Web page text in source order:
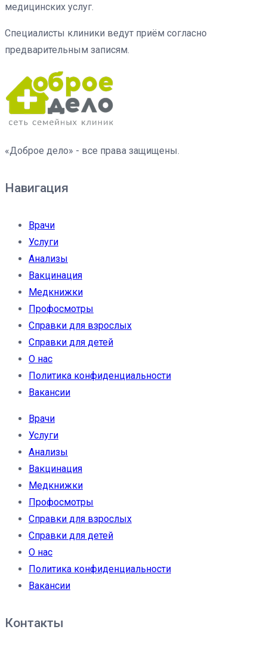
медицинских услуг.
Специалисты клиники ведут приём согласно
предварительным записям.
«Доброе дело» - все права защищены.
Навигация
Врачи
Услуги
Анализы
Вакцинация
Медкнижки
Профосмотры
Справки для взрослых
Справки для детей
О нас
Политика конфиденциальности
Вакансии
Врачи
Услуги
Анализы
Вакцинация
Медкнижки
Профосмотры
Справки для взрослых
Справки для детей
О нас
Политика конфиденциальности
Вакансии
Контакты